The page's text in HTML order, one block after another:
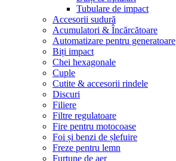
Tubulare de impact
Accesorii sudură
Acumulatori & Încărcătoare
Automatizare pentru generatoare
Biți impact
Chei hexagonale
Cuple
Cutite & accesorii rindele
Discuri
Filiere
Filtre regulatoare
Fire pentru motocoase
Foi și benzi de șlefuire
Freze pentru lemn
Furtune de aer